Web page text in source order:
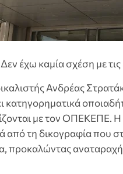
έχω καμία σχέση με
Ανδρέας
κατηγορηματικά
με τον ΟΠΕΚΕΠΕ.
από τη δικογραφία που
προκαλώντας